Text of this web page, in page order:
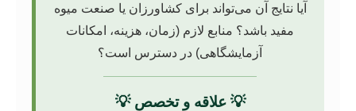
آیا نتایج آن می‌تواند برای کشاورزان یا صنعت میوه
مفید باشد؟ منابع لازم (زمان، هزینه، امکانات
آزمایشگاهی) در دسترس است؟
💡 علاقه و تخصص 💡